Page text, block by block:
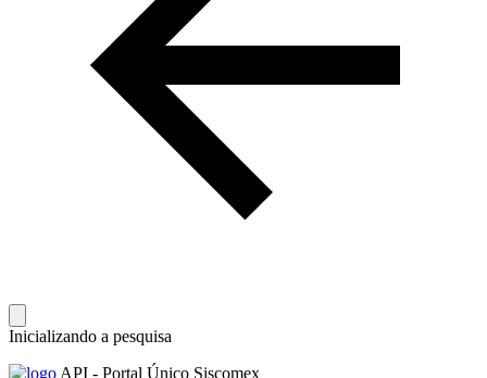
Inicializando a pesquisa
API - Portal Único Siscomex